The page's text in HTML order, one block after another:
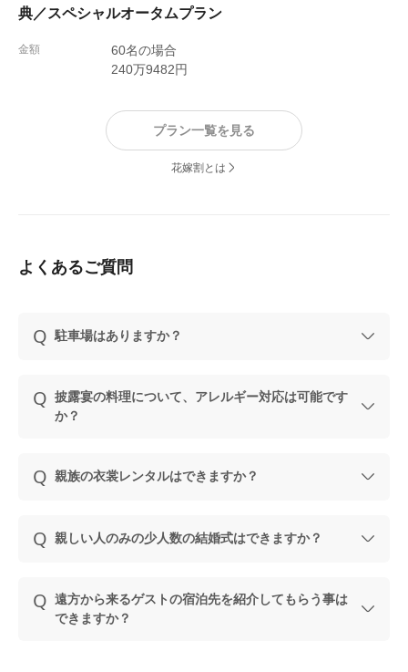
典／スペシャルオータムプラン
金額
60名の場合
240万9482円
プラン一覧を見る
花嫁割とは
よくあるご質問
駐車場はありますか？
披露宴の料理について、アレルギー対応は可能です
か？
親族の衣裳レンタルはできますか？
親しい人のみの少人数の結婚式はできますか？
遠方から来るゲストの宿泊先を紹介してもらう事は
できますか？